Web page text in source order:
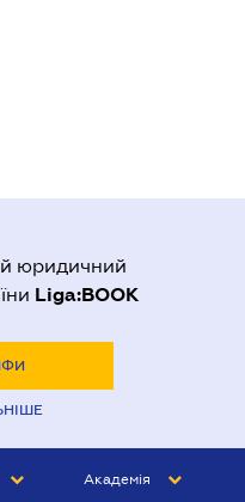
юридичний
Liga:BOOK
Академія